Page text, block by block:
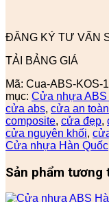
ĐĂNG KÝ TƯ VẤN
TẢI BẢNG GIÁ
Mã: Cua-ABS-KOS-
mục: Cửa nhựa ABS
cửa abs, cửa an toàn
composite, cửa đẹp,
cửa nguyên khối,
Cửa nhựa Hàn Quốc
Sản phẩm tương